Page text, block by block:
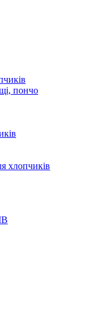
пончо
хлопчиків